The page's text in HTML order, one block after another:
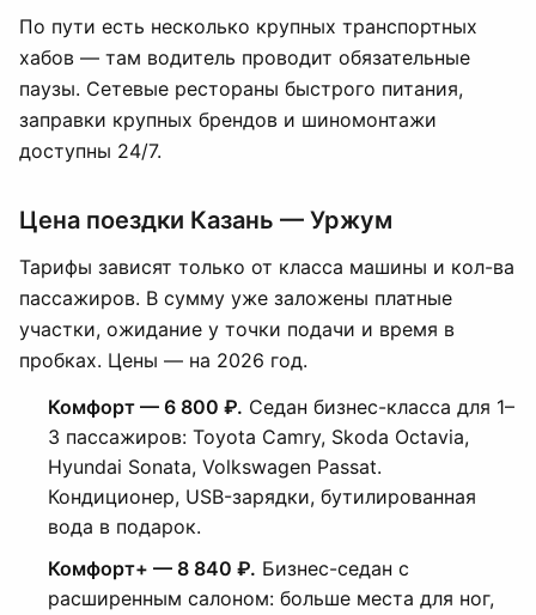
По пути есть несколько крупных транспортных
хабов — там водитель проводит обязательные
паузы. Сетевые рестораны быстрого питания,
заправки крупных брендов и шиномонтажи
доступны 24/7.
Цена поездки Казань — Уржум
Тарифы зависят только от класса машины и кол-ва
пассажиров. В сумму уже заложены платные
участки, ожидание у точки подачи и время в
пробках. Цены — на 2026 год.
Комфорт — 6 800 ₽. Седан бизнес-класса для 1–
3 пассажиров: Toyota Camry, Skoda Octavia,
Hyundai Sonata, Volkswagen Passat.
Кондиционер, USB-зарядки, бутилированная
вода в подарок.
Комфорт+ — 8 840 ₽. Бизнес-седан с
расширенным салоном: больше места для ног,